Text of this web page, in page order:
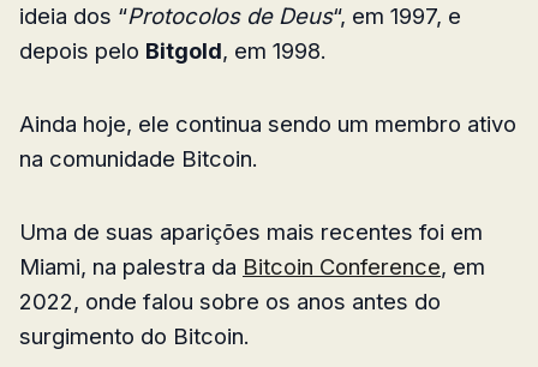
ideia dos “Protocolos de Deus“, em 1997, e
depois pelo Bitgold, em 1998.
Ainda hoje, ele continua sendo um membro ativo
na comunidade Bitcoin.
Uma de suas aparições mais recentes foi em
Miami, na palestra da Bitcoin Conference, em
2022, onde falou sobre os anos antes do
surgimento do Bitcoin.